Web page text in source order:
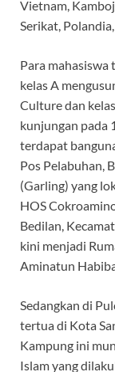
Vietnam,
Serikat,
Para mahasiswa
kelas A
Culture dan
kunjungan pada
terdapat
Pos Pelabuhan,
(Garling) yang
HOS
Bedilan,
kini menjadi
Aminatun
Sedangkan di
tertua di Kota
Kampung ini
Islam yang